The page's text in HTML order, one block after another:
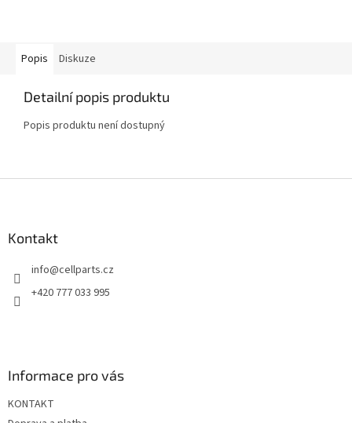
Popis Diskuze
Detailní popis produktu
Popis produktu není dostupný
Kontakt
info@cellparts.cz
+420 777 033 995
Informace pro vás
KONTAKT